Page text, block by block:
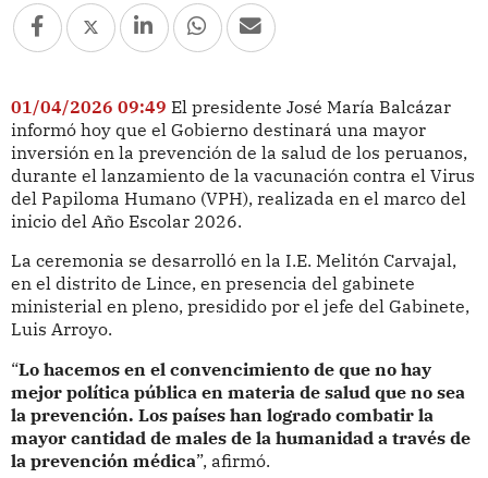
01/04/2026 09:49 El presidente José María Balcázar
informó hoy que el Gobierno destinará una mayor
inversión en la prevención de la salud de los peruanos,
durante el lanzamiento de la vacunación contra el Virus
del Papiloma Humano (VPH), realizada en el marco del
inicio del Año Escolar 2026.
La ceremonia se desarrolló en la I.E. Melitón Carvajal,
en el distrito de Lince, en presencia del gabinete
ministerial en pleno, presidido por el jefe del Gabinete,
Luis Arroyo.
“Lo hacemos en el convencimiento de que no hay
mejor política pública en materia de salud que no sea
la prevención. Los países han logrado combatir la
mayor cantidad de males de la humanidad a través de
la prevención médica”, afirmó.